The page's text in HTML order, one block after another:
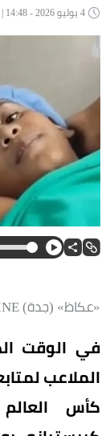
«عكاظ» (جدة) OKAZ_ONLINE@
في الوقت
الملاعب